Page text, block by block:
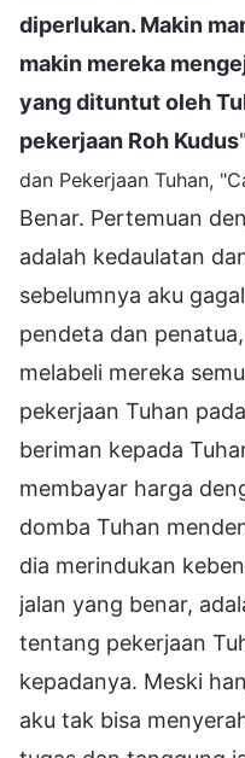
diperlukan. Makin
makin mereka
yang dituntut oleh
pekerjaan Roh Kudus"
dan Pekerjaan Tuhan,
Benar. Pertemuan
adalah kedaulatan
sebelumnya aku
pendeta dan
melabeli mereka
pekerjaan Tuhan
beriman kepada
membayar harga
domba Tuhan
dia merindukan
jalan yang benar,
tentang pekerjaan
kepadanya. Meski
aku tak bisa